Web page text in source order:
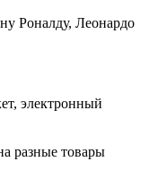
Роналду, Леонардо
электронный
разные товары